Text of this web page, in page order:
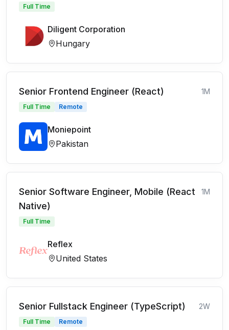
Full Time
Diligent Corporation
Hungary
Senior Frontend Engineer (React) 1M
Full Time Remote
Moniepoint
Pakistan
Senior Software Engineer, Mobile (React
Native)
1M
Full Time
Reflex
United States
Senior Fullstack Engineer (TypeScript) 2W
Full Time Remote